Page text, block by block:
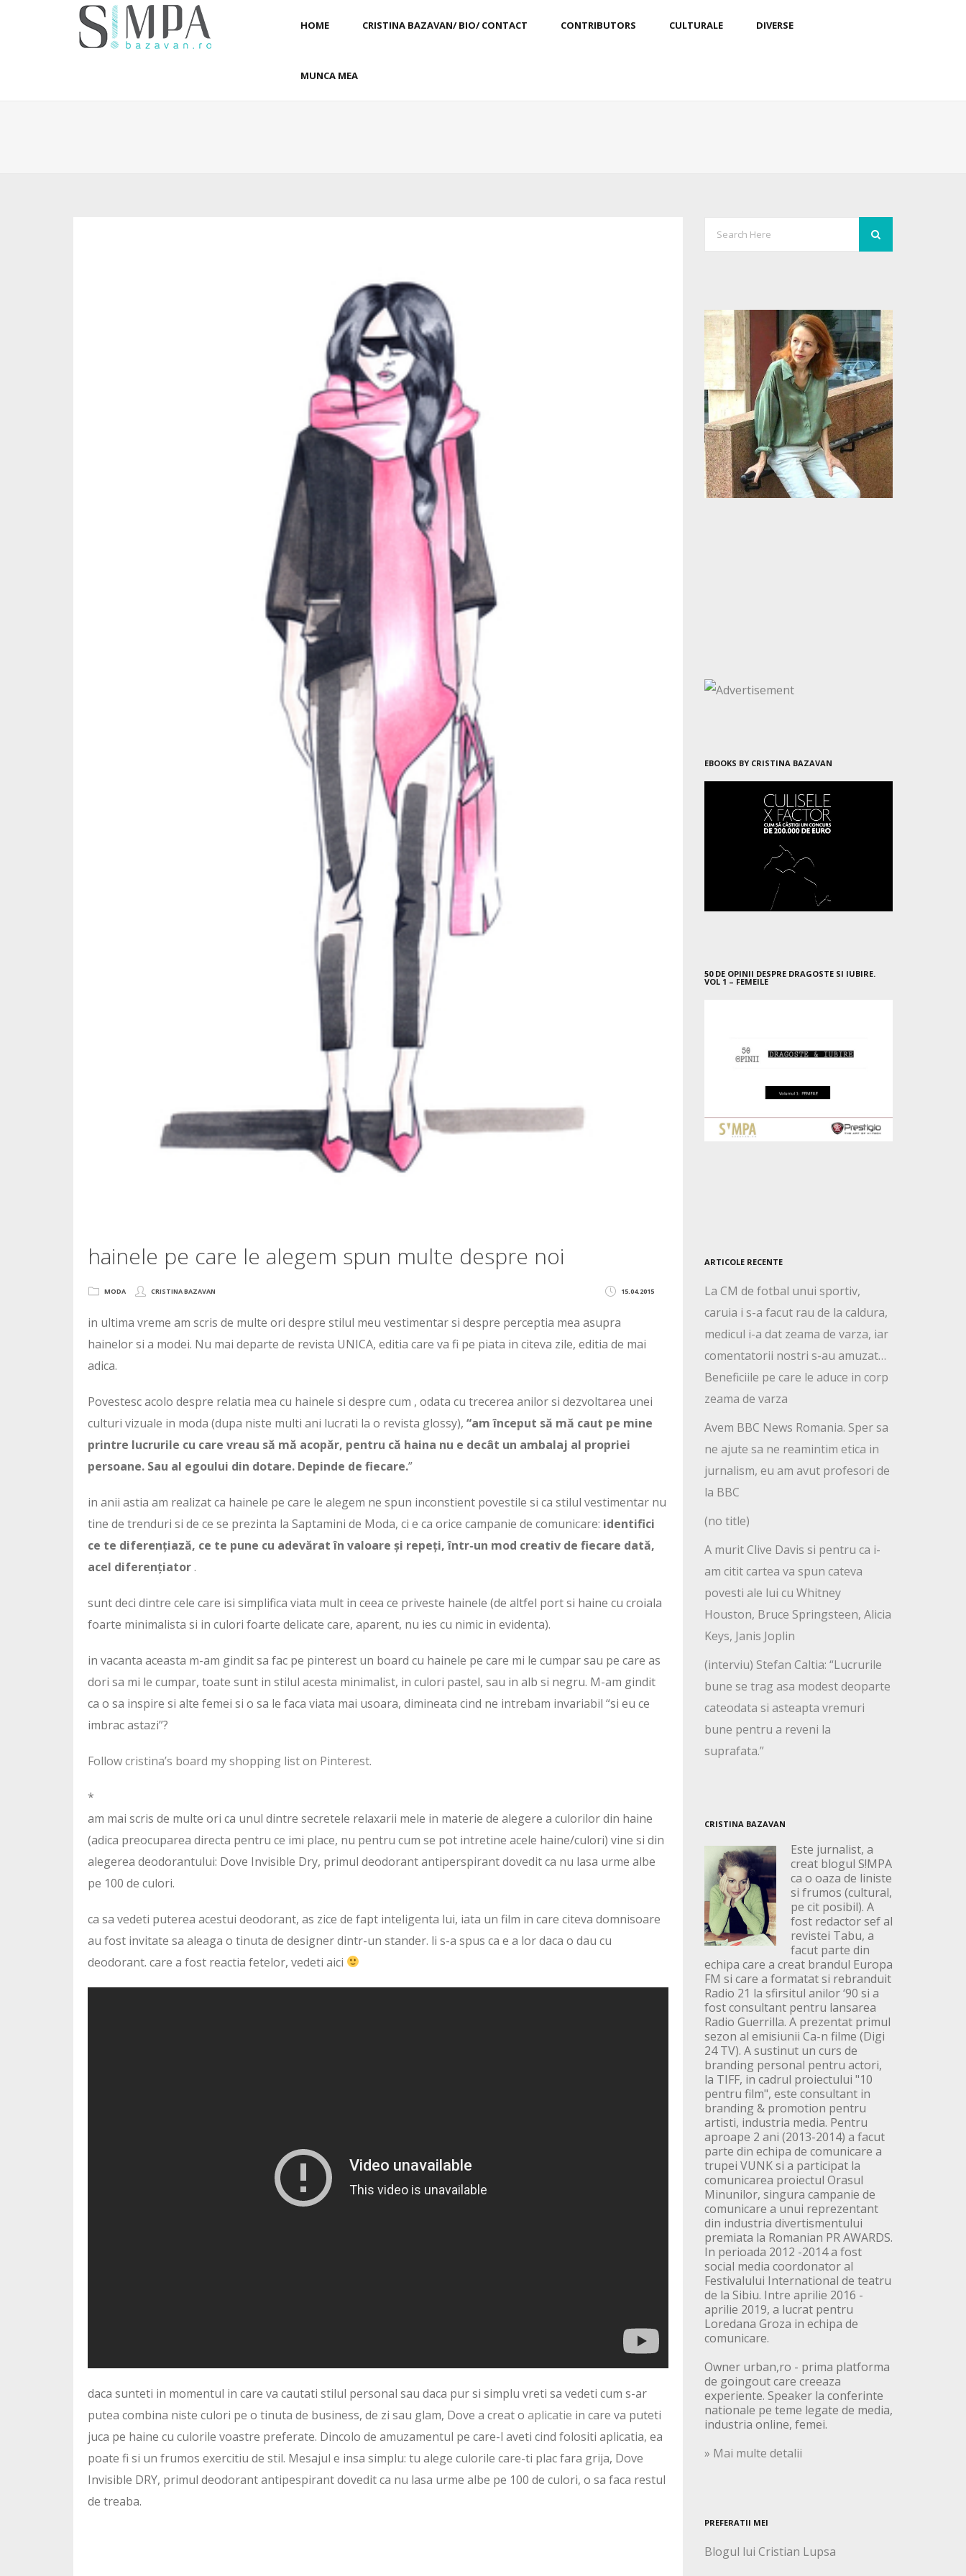
HOME CRISTINA BAZAVAN/ BIO/ CONTACT CONTRIBUTORS CULTURALE DIVERSE
MUNCA MEA
hainele pe care le alegem spun multe despre noi
15.04.2015
MODA CRISTINA BAZAVAN
in ultima vreme am scris de multe ori despre stilul meu vestimentar si despre perceptia mea asupra
hainelor si a modei. Nu mai departe de revista UNICA, editia care va fi pe piata in citeva zile, editia de mai
adica.
Povestesc acolo despre relatia mea cu hainele si despre cum , odata cu trecerea anilor si dezvoltarea unei
culturi vizuale in moda (dupa niste multi ani lucrati la o revista glossy), “am început să mă caut pe mine
printre lucrurile cu care vreau să mă acopăr, pentru că haina nu e decât un ambalaj al propriei
persoane. Sau al egoului din dotare. Depinde de fiecare.”
in anii astia am realizat ca hainele pe care le alegem ne spun inconstient povestile si ca stilul vestimentar nu
tine de trenduri si de ce se prezinta la Saptamini de Moda, ci e ca orice campanie de comunicare: identifici
ce te diferențiază, ce te pune cu adevărat în valoare și repeți, într-un mod creativ de fiecare dată,
acel diferențiator.
sunt deci dintre cele care isi simplifica viata mult in ceea ce priveste hainele (de altfel port si haine cu croiala
foarte minimalista si in culori foarte delicate care, aparent, nu ies cu nimic in evidenta).
in vacanta aceasta m-am gindit sa fac pe pinterest un board cu hainele pe care mi le cumpar sau pe care as
dori sa mi le cumpar, toate sunt in stilul acesta minimalist, in culori pastel, sau in alb si negru. M-am gindit
ca o sa inspire si alte femei si o sa le faca viata mai usoara, dimineata cind ne intrebam invariabil “si eu ce
imbrac astazi”?
Follow cristina’s board my shopping list on Pinterest.
*
am mai scris de multe ori ca unul dintre secretele relaxarii mele in materie de alegere a culorilor din haine
(adica preocuparea directa pentru ce imi place, nu pentru cum se pot intretine acele haine/culori) vine si din
alegerea deodorantului: Dove Invisible Dry, primul deodorant antiperspirant dovedit ca nu lasa urme albe
pe 100 de culori.
ca sa vedeti puterea acestui deodorant, as zice de fapt inteligenta lui, iata un film in care citeva domnisoare
au fost invitate sa aleaga o tinuta de designer dintr-un stander. li s-a spus ca e a lor daca o dau cu
deodorant. care a fost reactia fetelor, vedeti aici
daca sunteti in momentul in care va cautati stilul personal sau daca pur si simplu vreti sa vedeti cum s-ar
putea combina niste culori pe o tinuta de business, de zi sau glam, Dove a creat o aplicatie in care va puteti
juca pe haine cu culorile voastre preferate. Dincolo de amuzamentul pe care-l aveti cind folositi aplicatia, ea
poate fi si un frumos exercitiu de stil. Mesajul e insa simplu: tu alege culorile care-ti plac fara grija, Dove
Invisible DRY, primul deodorant antipespirant dovedit ca nu lasa urme albe pe 100 de culori, o sa faca restul
de treaba.
EBOOKS BY CRISTINA BAZAVAN
50 DE OPINII DESPRE DRAGOSTE SI IUBIRE.
VOL 1 – FEMEILE
ARTICOLE RECENTE
La CM de fotbal unui sportiv,
caruia i s-a facut rau de la caldura,
medicul i-a dat zeama de varza, iar
comentatorii nostri s-au amuzat…
Beneficiile pe care le aduce in corp
zeama de varza
Avem BBC News Romania. Sper sa
ne ajute sa ne reamintim etica in
jurnalism, eu am avut profesori de
la BBC
(no title)
A murit Clive Davis si pentru ca i-
am citit cartea va spun cateva
povesti ale lui cu Whitney
Houston, Bruce Springsteen, Alicia
Keys, Janis Joplin
(interviu) Stefan Caltia: “Lucrurile
bune se trag asa modest deoparte
cateodata si asteapta vremuri
bune pentru a reveni la
suprafata.”
CRISTINA BAZAVAN
Este jurnalist, a
creat blogul S!MPA
ca o oaza de liniste
si frumos (cultural,
pe cit posibil). A
fost redactor sef al
revistei Tabu, a
facut parte din
echipa care a creat brandul Europa
FM si care a formatat si rebranduit
Radio 21 la sfirsitul anilor ‘90 si a
fost consultant pentru lansarea
Radio Guerrilla. A prezentat primul
sezon al emisiunii Ca-n filme (Digi
24 TV). A sustinut un curs de
branding personal pentru actori,
la TIFF, in cadrul proiectului "10
pentru film", este consultant in
branding & promotion pentru
artisti, industria media. Pentru
aproape 2 ani (2013-2014) a facut
parte din echipa de comunicare a
trupei VUNK si a participat la
comunicarea proiectul Orasul
Minunilor, singura campanie de
comunicare a unui reprezentant
din industria divertismentului
premiata la Romanian PR AWARDS.
In perioada 2012 -2014 a fost
social media coordonator al
Festivalului International de teatru
de la Sibiu. Intre aprilie 2016 -
aprilie 2019, a lucrat pentru
Loredana Groza in echipa de
comunicare.
Owner urban,ro - prima platforma
de goingout care creeaza
experiente. Speaker la conferinte
nationale pe teme legate de media,
industria online, femei.
» Mai multe detalii
PREFERATII MEI
Blogul lui Cristian Lupsa